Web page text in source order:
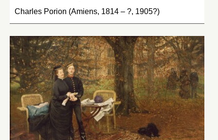
Charles Porion (Amiens, 1814 – ?, 1905?)